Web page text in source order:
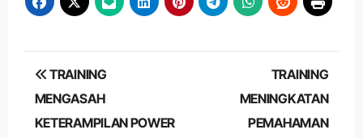
Post
navigation
TRAINING
MENGASAH
KETERAMPILAN POWER
TRAINING
MENINGKATAN
PEMAHAMAN